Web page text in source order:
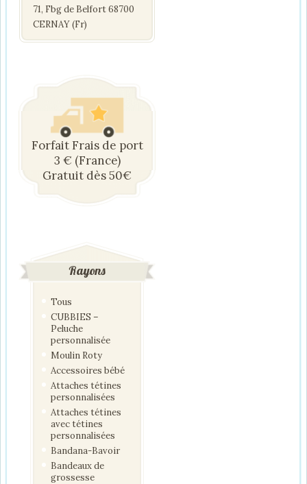
71, Fbg de Belfort 68700
CERNAY (Fr)
Forfait Frais de port
3 € (France)
Gratuit dès 50€
Rayons
Tous
CUBBIES –
Peluche
personnalisée
Moulin Roty
Accessoires bébé
Attaches tétines
personnalisées
Attaches tétines
avec tétines
personnalisées
Bandana-Bavoir
Bandeaux de
grossesse